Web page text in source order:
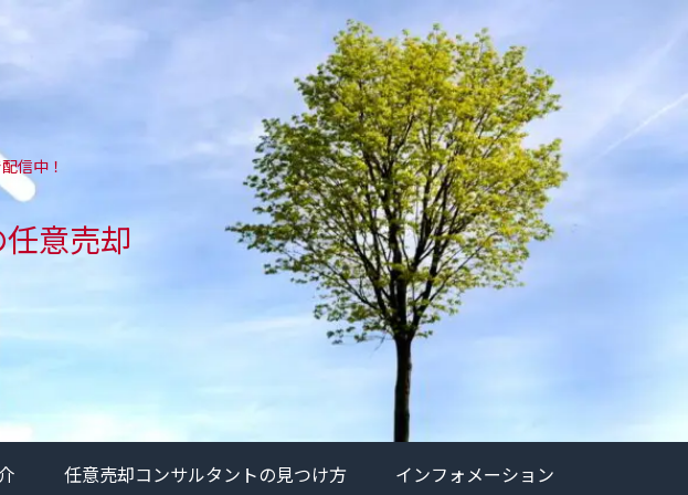
信中！
意売却
任意売却コンサルタントの見つけ方 インフォメーション